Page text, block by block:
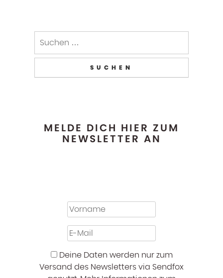
MELDE DICH HIER ZUM
NEWSLETTER AN
Deine Daten werden nur zum
Versand des Newsletters via Sendfox